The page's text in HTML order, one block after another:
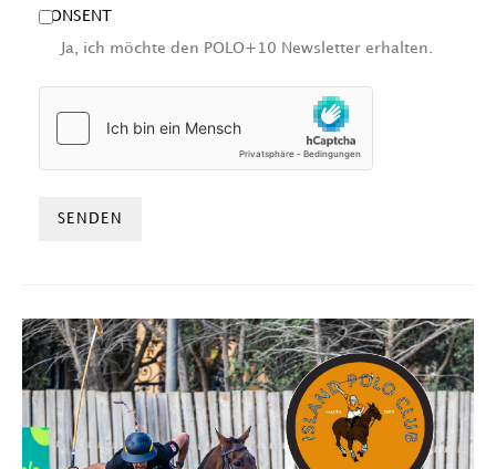
CONSENT
Ja, ich möchte den POLO+10 Newsletter erhalten.